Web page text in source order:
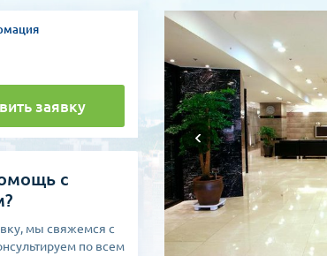
заявку
с
мы свяжемся с
по всем